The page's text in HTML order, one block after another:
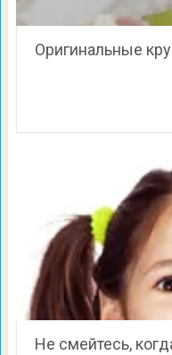
Оригинальные
Не смейтесь,